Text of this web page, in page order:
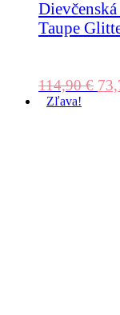
Taupe
114,90€
Zľava!